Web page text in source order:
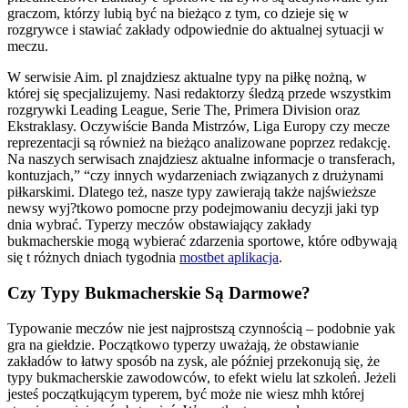
graczom, którzy lubią być na bieżąco z tym, co dzieje się w
rozgrywce i stawiać zakłady odpowiednie do aktualnej sytuacji w
meczu.
W serwisie Aim. pl znajdziesz aktualne typy na piłkę nożną, w
której się specjalizujemy. Nasi redaktorzy śledzą przede wszystkim
rozgrywki Leading League, Serie The, Primera Division oraz
Ekstraklasy. Oczywiście Banda Mistrzów, Liga Europy czy mecze
reprezentacji są również na bieżąco analizowane poprzez redakcję.
Na naszych serwisach znajdziesz aktualne informacje o transferach,
kontuzjach,” “czy innych wydarzeniach związanych z drużynami
piłkarskimi. Dlatego też, nasze typy zawierają także najświeższe
newsy wyj?tkowo pomocne przy podejmowaniu decyzji jaki typ
dnia wybrać. Typerzy meczów obstawiający zakłady
bukmacherskie mogą wybierać zdarzenia sportowe, które odbywają
się t różnych dniach tygodnia mostbet aplikacja.
Czy Typy Bukmacherskie Są Darmowe?
Typowanie meczów nie jest najprostszą czynnością – podobnie yak
gra na giełdzie. Początkowo typerzy uważają, że obstawianie
zakładów to łatwy sposób na zysk, ale później przekonują się, że
typy bukmacherskie zawodowców, to efekt wielu lat szkoleń. Jeżeli
jesteś początkującym typerem, być może nie wiesz mhh której